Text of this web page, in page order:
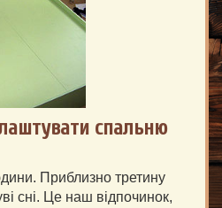
спальню
Приблизно третину
сні. Це наш відпочинок,